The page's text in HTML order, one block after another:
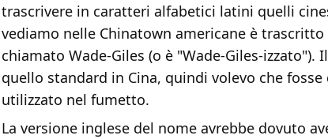
trascrivere in caratteri alfabetici latini quelli
vediamo nelle Chinatown americane è
chiamato Wade-Giles (o è "Wade-Giles-izzato").
quello standard in Cina, quindi volevo che fosse
utilizzato nel fumetto.
La versione inglese del nome avrebbe dovuto